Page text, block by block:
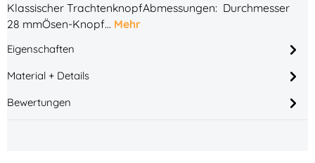
Klassischer TrachtenknopfAbmessungen: Durchmesser
28 mmÖsen-Knopf… Mehr
Eigenschaften
Material + Details
Bewertungen